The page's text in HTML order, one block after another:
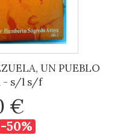
UN PUEBLO
- s/l s/f
€
-50%